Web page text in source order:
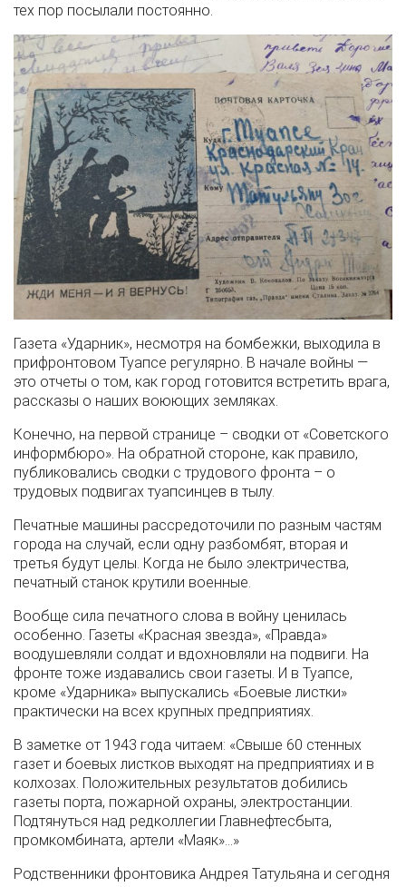
тех пор посылали постоянно.
Газета «Ударник», несмотря на бомбежки, выходила в
прифронтовом Туапсе регулярно. В начале войны —
это отчеты о том, как город готовится встретить врага,
рассказы о наших воюющих земляках.
Конечно, на первой странице – сводки от «Советского
информбюро». На обратной стороне, как правило,
публиковались сводки с трудового фронта – о
трудовых подвигах туапсинцев в тылу.
Печатные машины рассредоточили по разным частям
города на случай, если одну разбомбят, вторая и
третья будут целы. Когда не было электричества,
печатный станок крутили военные.
Вообще сила печатного слова в войну ценилась
особенно. Газеты «Красная звезда», «Правда»
воодушевляли солдат и вдохновляли на подвиги. На
фронте тоже издавались свои газеты. И в Туапсе,
кроме «Ударника» выпускались «Боевые листки»
практически на всех крупных предприятиях.
В заметке от 1943 года читаем: «Свыше 60 стенных
газет и боевых листков выходят на предприятиях и в
колхозах. Положительных результатов добились
газеты порта, пожарной охраны, электростанции.
Подтянуться над редколлегии Главнефтесбыта,
промкомбината, артели «Маяк»…»
Родственники фронтовика Андрея Татульяна и сегодня